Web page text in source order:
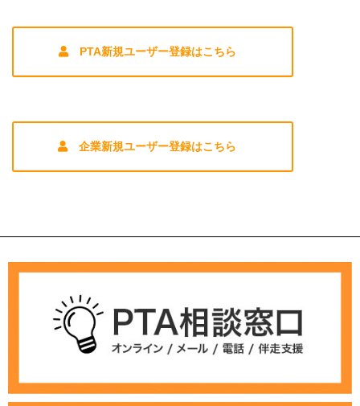
PTA新規ユーザー登録はこちら
企業新規ユーザー登録はこちら